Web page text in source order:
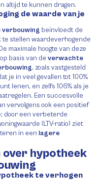
altijd te kunnen dragen.
de waarde van je
verbouwing beïnvloedt de
te stellen waardeverhogende
maximale hoogte van deze
basis van de verwachte
, zoals vastgesteld
je in veel gevallen tot 100%
lenen, en zelfs 106% als je
Een succesvolle
vervolgens ook een positief
door een verbeterde
(LTV-ratio) ziet
in een lagere
hypotheek
te verhogen